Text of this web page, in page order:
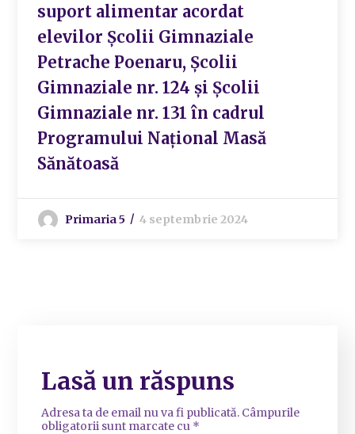
suport alimentar acordat
elevilor Școlii Gimnaziale
Petrache Poenaru, Școlii
Gimnaziale nr. 124 și Școlii
Gimnaziale nr. 131 în cadrul
Programului Național Masă
Sănătoasă
Primaria 5 4 septembrie 2024
Lasă un răspuns
Adresa ta de email nu va fi publicată. Câmpurile
obligatorii sunt marcate cu *